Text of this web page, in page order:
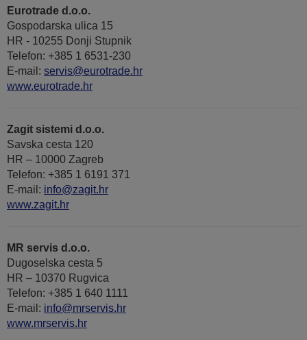
Eurotrade d.o.o.
Gospodarska ulica 15
HR - 10255 Donji Stupnik
Telefon: +385 1 6531-230
E-mail: servis@eurotrade.hr
www.eurotrade.hr
Zagit sistemi d.o.o.
Savska cesta 120
HR – 10000 Zagreb
Telefon: +385 1 6191 371
E-mail: info@zagit.hr
www.zagit.hr
MR servis d.o.o.
Dugoselska cesta 5
HR – 10370 Rugvica
Telefon: +385 1 640 1111
Е-mail: info@mrservis.hr
www.mrservis.hr